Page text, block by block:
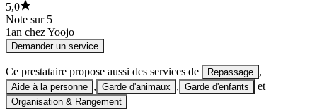
5,0
Note sur 5
1an chez Yoojo
Demander un service
Ce prestataire propose aussi des services de Repassage ,
Aide à la personne , Garde d'animaux , Garde d'enfants et
Organisation & Rangement